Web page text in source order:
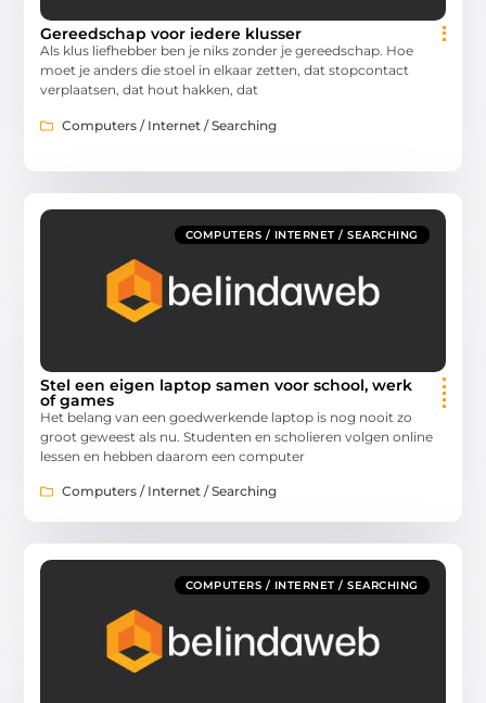
Gereedschap voor iedere klusser
Als klus liefhebber ben je niks zonder je gereedschap. Hoe
moet je anders die stoel in elkaar zetten, dat stopcontact
verplaatsen, dat hout hakken, dat
Computers / Internet / Searching
COMPUTERS / INTERNET / SEARCHING
Stel een eigen laptop samen voor school, werk
of games
Het belang van een goedwerkende laptop is nog nooit zo
groot geweest als nu. Studenten en scholieren volgen online
lessen en hebben daarom een computer
Computers / Internet / Searching
COMPUTERS / INTERNET / SEARCHING